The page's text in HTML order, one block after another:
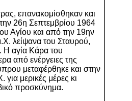
επανακομίσθηκαν και
26η Σεπτεμβρίου 1964
Αγίου και από την 19ην
λείψανα του Σταυρού,
Η αγία Κάρα του
από ενέργειες της
μεταφέρθηκε και στην
μερικές μέρες κι
προσκύνημα.